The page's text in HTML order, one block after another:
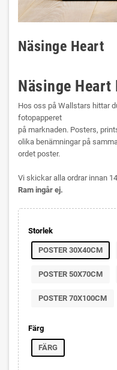
Näsinge Heart
Näsinge
Hos oss på Wallstars hittar
fotopapperet
på marknaden. Posters,
olika benämningar på
ordet poster.
Vi skickar alla ordrar innan
Ram ingår ej.
Storlek
POSTER 30X40CM
POSTER 50X70CM
POSTER 70X100CM
Färg
FÄRG